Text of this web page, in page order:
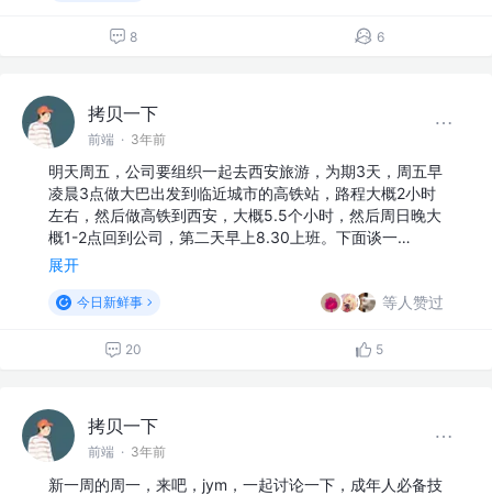
8 6
拷贝一下
前端 · 3年前
明天周五，公司要组织一起去西安旅游，为期3天，周五早
凌晨3点做大巴出发到临近城市的高铁站，路程大概2小时
左右，然后做高铁到西安，大概5.5个小时，然后周日晚大
概1-2点回到公司，第二天早上8.30上班。下面谈一…
展开
今日新鲜事 等人赞过
20 5
拷贝一下
前端 · 3年前
新一周的周一，来吧，jym，一起讨论一下，成年人必备技